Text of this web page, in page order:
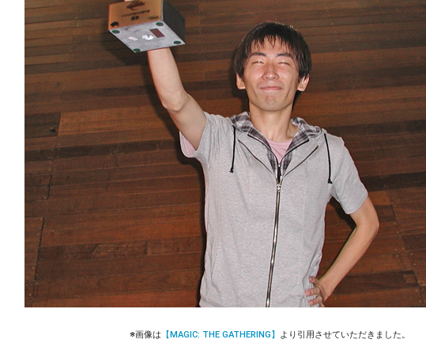
※画像は 【MAGIC: THE GATHERING】 より引用させていただきました。